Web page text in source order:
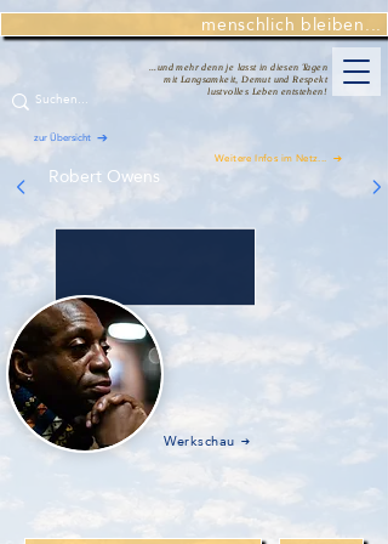
menschlich bleiben...
...und mehr denn je lasst in diesen Tagen
mit Langsamkeit, Demut und Respekt
lustvolles Leben entstehen!
zur Übersicht
Robert Owens
Weitere Infos im Netz...
Werkschau